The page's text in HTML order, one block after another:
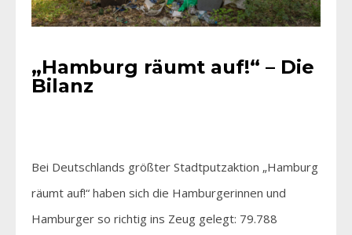
„Hamburg räumt auf!“ – Die
Bilanz
Bei Deutschlands größter Stadtputzaktion „Hamburg
räumt auf!“ haben sich die Hamburgerinnen und
Hamburger so richtig ins Zeug gelegt: 79.788